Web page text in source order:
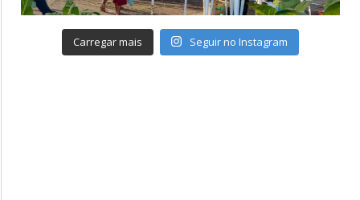
Carregar mais Seguir no Instagram